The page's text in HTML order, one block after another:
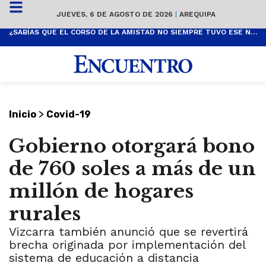
JUEVES, 6 DE AGOSTO DE 2026 | AREQUIPA
¿SABÍAS QUE EL CORSO DE LA AMISTAD NO SIEMPRE TUVO ESE NOMBRE? ESTA ES SU HISTORIA
Inicio > Covid-19
Gobierno otorgará bono
de 760 soles a más de un
millón de hogares
rurales
Vizcarra también anunció que se revertirá
brecha originada por implementación del
sistema de educación a distancia